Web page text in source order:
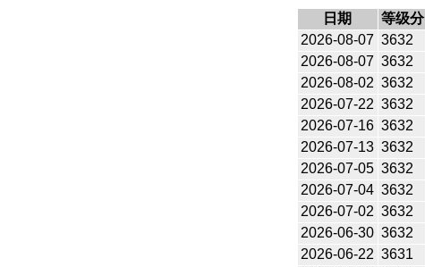
日期 等级分
2026-08-07 3632
2026-08-07 3632
2026-08-02 3632
2026-07-22 3632
2026-07-16 3632
2026-07-13 3632
2026-07-05 3632
2026-07-04 3632
2026-07-02 3632
2026-06-30 3632
2026-06-22 3631